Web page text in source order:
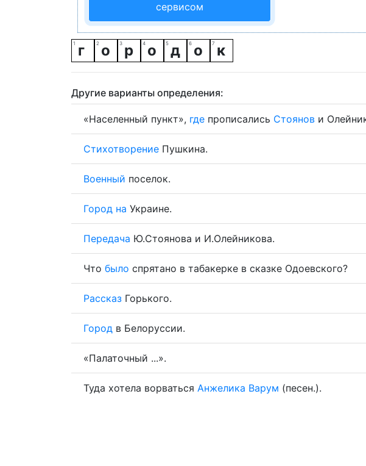
сервисом
г о р о д о к
Другие варианты определения:
«Населенный пункт», где прописались Стоянов и
Стихотворение Пушкина.
Военный поселок.
Город на Украине.
Передача Ю.Стоянова и И.Олейникова.
Что было спрятано в табакерке в сказке Одоевского?
Рассказ Горького.
Город в Белоруссии.
«Палаточный ...».
Туда хотела ворваться Анжелика Варум (песен.).